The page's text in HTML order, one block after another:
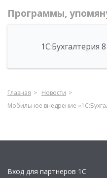
Программы,
1С:Бухгалтерия 8
Главная
Новости
Мобильное внедрение
Вход для партнеров 1С